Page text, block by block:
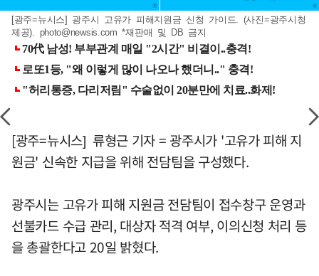
[광주=뉴시스] 광주시 고유가 피해지원금 신청 가이드. (사진=광주시청
제공). photo@newsis.com *재판매 및 DB 금지
[광주=뉴시스] 류형근 기자 = 광주시가 '고유가 피해 지
원금' 신속한 지급을 위해 전담팀을 구성했다.
광주시는 고유가 피해 지원금 전담팀이 접수창구 운영과
선불카드 수급 관리, 대상자 적격 여부, 이의신청 처리 등
을 총괄한다고 20일 밝혔다.